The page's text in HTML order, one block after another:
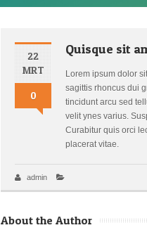
22
MRT
0
Quisque sit
Lorem ipsum dolor
sagittis rhoncus dui
tincidunt arcu sed
velit ynes varius.
Curabitur quis orci
placerat vitae.
admin
About the Author